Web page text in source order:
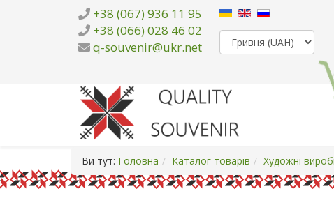
+38 (067) 936 11 95
+38 (066) 028 46 02
q-souvenir@ukr.net
Ви тут: Головна Каталог товарів Художні